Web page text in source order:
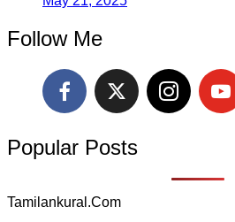
Follow Me
Popular Posts
Tamilankural.Com